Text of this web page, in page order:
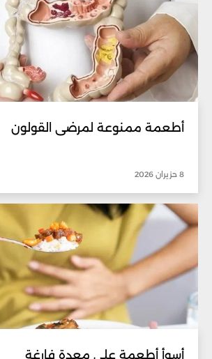
أطعمة ممنوعة لمرضى القولون
8 حزيران 2026
أسوأ أطعمة على معدة فارغة